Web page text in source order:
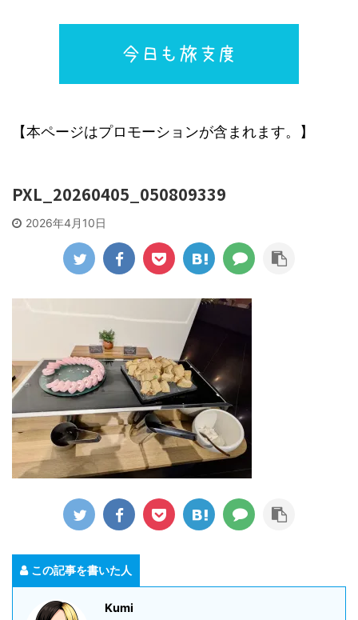
【本ページはプロモーションが含まれます。】
PXL_20260405_050809339
2026年4月10日
この記事を書いた人
Kumi